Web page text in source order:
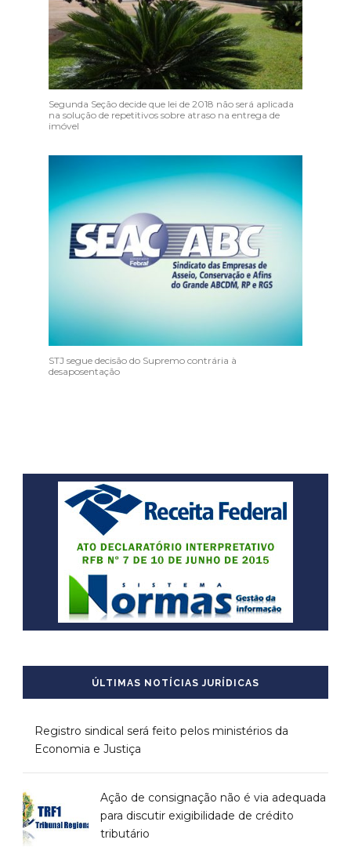
Segunda Seção decide que lei de 2018 não será aplicada
na solução de repetitivos sobre atraso na entrega de
imóvel
STJ segue decisão do Supremo contrária à
desaposentação
ÚLTIMAS NOTÍCIAS JURÍDICAS
Registro sindical será feito pelos ministérios da
Economia e Justiça
Ação de consignação não é via adequada
para discutir exigibilidade de crédito
tributário